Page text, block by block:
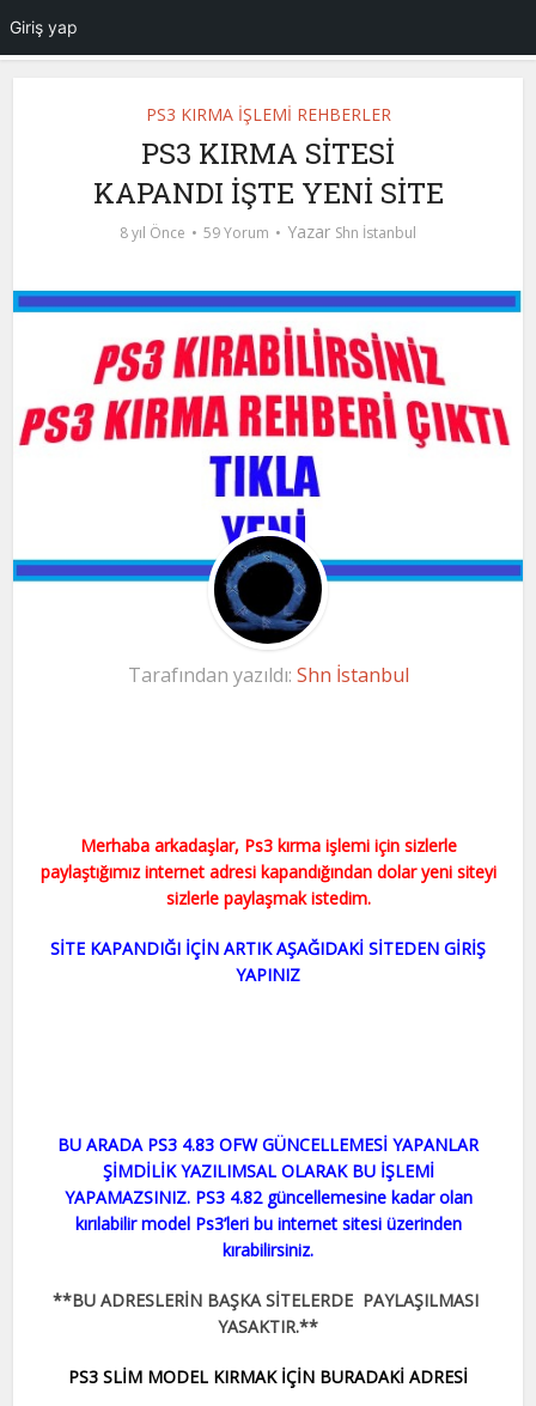
PS3 KIRMA İŞLEMİ REHBERLER
PS3 KIRMA SİTESİ
KAPANDI İŞTE YENİ SİTE
8 yıl Önce 59 Yorum Yazar Shn İstanbul
Tarafından yazıldı: Shn İstanbul
Merhaba arkadaşlar, Ps3 kırma işlemi için sizlerle
paylaştığımız internet adresi kapandığından dolar yeni siteyi
sizlerle paylaşmak istedim.
SİTE KAPANDIĞI İÇİN ARTIK AŞAĞIDAKİ SİTEDEN GİRİŞ
YAPINIZ
BU ARADA PS3 4.83 OFW GÜNCELLEMESİ YAPANLAR
ŞİMDİLİK YAZILIMSAL OLARAK BU İŞLEMİ
YAPAMAZSINIZ. PS3 4.82 güncellemesine kadar olan
kırılabilir model Ps3’leri bu internet sitesi üzerinden
kırabilirsiniz.
**BU ADRESLERİN BAŞKA SİTELERDE PAYLAŞILMASI
YASAKTIR.**
PS3 SLİM MODEL KIRMAK İÇİN BURADAKİ ADRESİ
Giriş yap